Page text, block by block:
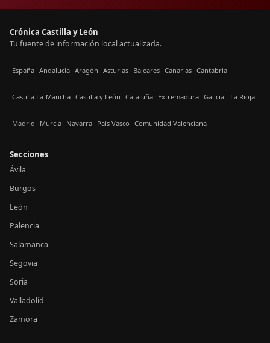
Crónica Castilla y León
Tu fuente de información local actualizada.
España Andalucía Aragón Asturias Baleares Canarias Cantabria
Castilla La-Mancha Castilla y León Cataluña Extremadura Galicia La Rioja
Madrid Murcia Navarra País Vasco Comunidad Valenciana
Secciones
Ávila
Burgos
León
Palencia
Salamanca
Segovia
Soria
Valladolid
Zamora